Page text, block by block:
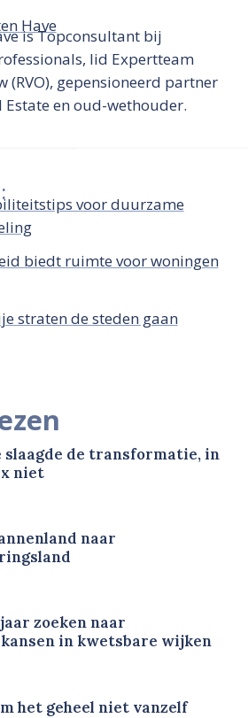
Have
is Topconsultant bij
lid Expertteam
(RVO), gepensioneerd partner
Estate en oud-wethouder.
voor duurzame
biedt ruimte voor woningen
straten de steden gaan
slaagde de transformatie, in
niet
naar
zoeken naar
in kwetsbare wijken
het geheel niet vanzelf